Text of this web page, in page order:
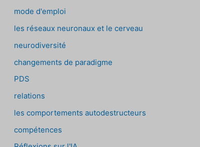
mode d'emploi
les réseaux neuronaux et le cerveau
neurodiversité
changements de paradigme
PDS
relations
les comportements autodestructeurs
compétences